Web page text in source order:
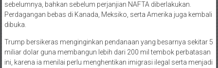
sebelumnya, bahkan sebelum perjanjian NAFTA diberlakukan.
Perdagangan bebas di Kanada, Meksiko, serta Amerika juga kembali
dibuka.
Trump bersikeras menginginkan pendanaan yang besarnya sekitar 5
miliar dolar guna membangun lebih dari 200 mil tembok perbatasan
ini, karena ia menilai perlu menghentikan imigrasi ilegal serta menjadi